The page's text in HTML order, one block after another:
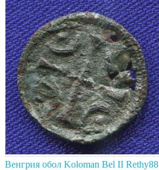
Венгрия обол Koloman Bel II Rethy88